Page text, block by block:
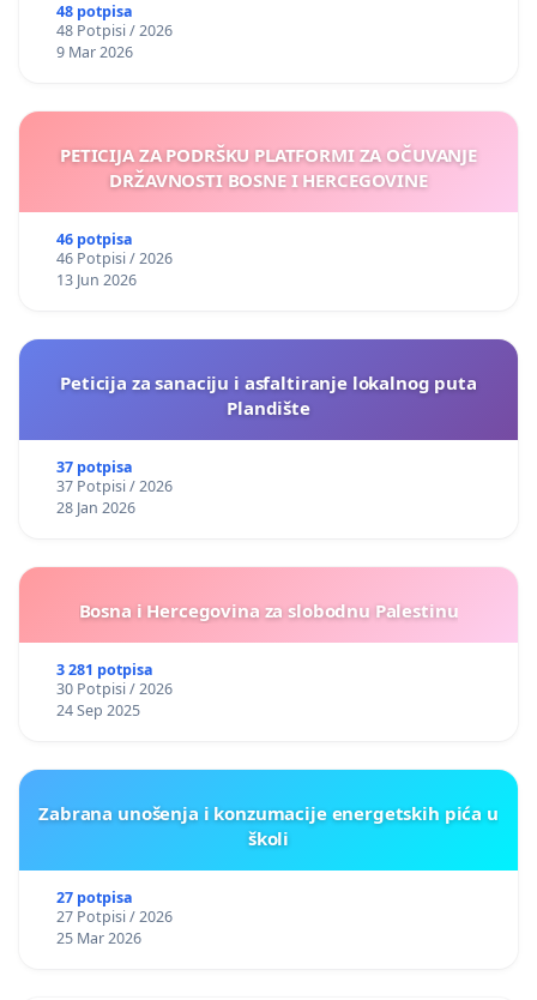
48 potpisa
48 Potpisi / 2026
9 Mar 2026
PETICIJA ZA PODRŠKU PLATFORMI ZA OČUVANJE
DRŽAVNOSTI BOSNE I HERCEGOVINE
46 potpisa
46 Potpisi / 2026
13 Jun 2026
Peticija za sanaciju i asfaltiranje lokalnog puta
Plandište
37 potpisa
37 Potpisi / 2026
28 Jan 2026
Bosna i Hercegovina za slobodnu Palestinu
3 281 potpisa
30 Potpisi / 2026
24 Sep 2025
Zabrana unošenja i konzumacije energetskih pića u
školi
27 potpisa
27 Potpisi / 2026
25 Mar 2026